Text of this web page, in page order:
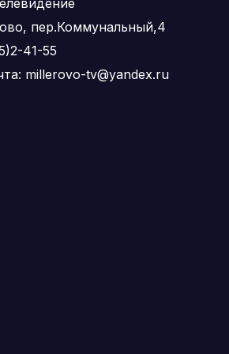
пер.Коммунальный,4
41-55
millerovo-tv@yandex.ru